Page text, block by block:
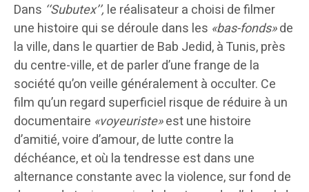
Dans ‘‘Subutex’’, le réalisateur a choisi de filmer
une histoire qui se déroule dans les «bas-fonds»de
la ville, dans le quartier de Bab Jedid, à Tunis, près
du centre-ville, et de parler d’une frange de la
société qu’on veille généralement à occulter. Ce
film qu’un regard superficiel risque de réduire à un
documentaire «voyeuriste»est une histoire
d’amitié, voire d’amour, de lutte contre la
déchéance, et où la tendresse est dans une
alternance constante avec la violence, sur fond de